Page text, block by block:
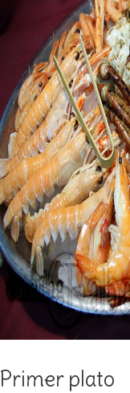
Primer plato